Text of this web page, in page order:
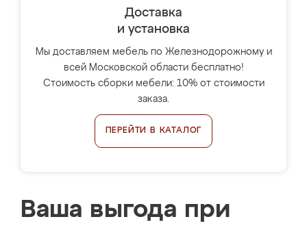
Доставка
и установка
Мы доставляем мебель по Железнодорожному и
всей Московской области бесплатно!
Стоимость сборки мебели: 10% от стоимости
заказа.
ПЕРЕЙТИ В КАТАЛОГ
Ваша выгода при